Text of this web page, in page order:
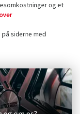
og et
siderne med